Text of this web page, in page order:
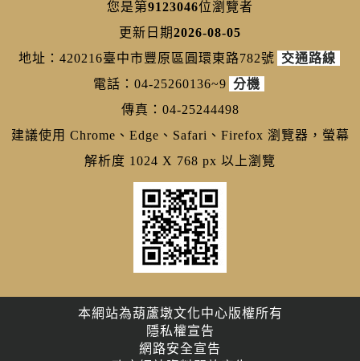
您是第9123046位瀏覽者
更新日期2026-08-05
地址：420216臺中市豐原區圓環東路782號 交通路線
電話：04-25260136~9 分機
傳真：04-25244498
建議使用 Chrome、Edge、Safari、Firefox 瀏覽器，螢幕
解析度 1024 X 768 px 以上瀏覽
本網站為葫蘆墩文化中心版權所有
隱私權宣告
網路安全宣告